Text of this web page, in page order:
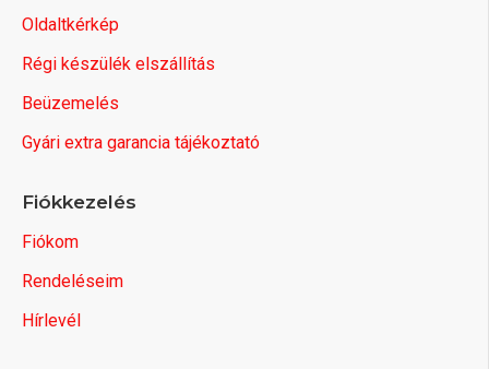
Oldaltkérkép
Régi készülék elszállítás
Beüzemelés
Gyári extra garancia tájékoztató
Fiókkezelés
Fiókom
Rendeléseim
Hírlevél